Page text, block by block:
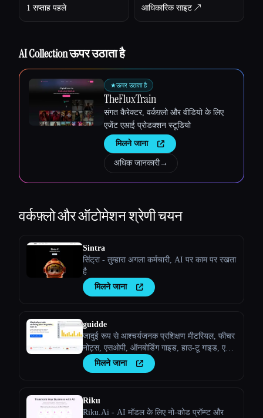
1 सप्ताह पहले आधिकारिक साइट ↗︎
AI Collection ऊपर उठाता है
★ऊपर उठाता है
TheFluxTrain
संगत कैरेक्टर, वर्कफ़्लो और वीडियो के लिए
एजेंट एआई प्रोडक्शन स्टूडियो
मिलने जाना
अधिक जानकारी→
वर्कफ़्लो और ऑटोमेशनश्रेणी चयन
Sintra
सिंट्रा - तुम्हारा अगला कर्मचारी, AI पर काम पर रखता
है
मिलने जाना
guidde
जादुई रूप से आश्चर्यजनक प्रशिक्षण मीटरियल, फीचर
नोट्स, एसओपी, ऑनबोर्डिंग गाइड, हाउ-टू गाइड, एआई
के साथ अक्सर पूछे जाने वाले प्रश्न बनाएं।
मिलने जाना
Riku
Riku.Ai - AI मॉडल के लिए नो-कोड प्रॉम्प्ट और